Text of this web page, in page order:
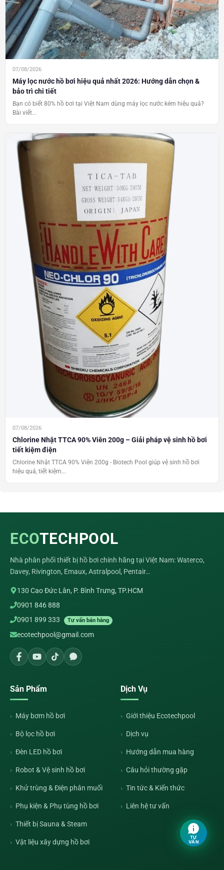
07/08/2026
Máy lọc nước hồ bơi hiệu quả nhất 2026: Hướng dẫn chọn &
bảo trì chi tiết
Bạn có biết 80% hồ bơi tại Việt Nam dùng máy lọc nước kém hiệu quả?
Bài viết...
07/08/2026
Chlorine Nhật TTCA 90% Viên 200g – Giải pháp vệ sinh hồ bơi
tiết kiệm điện
Chlorine Nhật TTCA 90% Viên 200g - Biotech Pool giúp vệ sinh hồ bơi
hiệu quả, tiết kiệm...
ECOTECHPOOL
Nhà phân phối thiết bị hồ bơi chính hãng tại Việt Nam: Waterco,
Davey, Rivington, Emaux, Astralpool, Pentair…
130 Cao Đức Lân, P. Bình Trưng, TP.HCM
0901 846 888
0901 899 333
Tư vấn bán hàng
ecotechpool@gmail.com
Sản Phẩm
Máy bơm hồ bơi
Bộ lọc hồ bơi
Đèn LED hồ bơi
Robot & Vệ sinh hồ bơi
Khử trùng & Điện phân muối
Phụ kiện & Phụ tùng hồ bơi
Thiết bị Sauna & Steam
Vật liệu xây dựng hồ bơi
Dịch Vụ
Giới thiệu Ecotechpool
Dịch vụ
Hướng dẫn mua hàng
Câu hỏi thường gặp
Tin tức & Kiến thức
Liên hệ tư vấn
TƯ
VẤN